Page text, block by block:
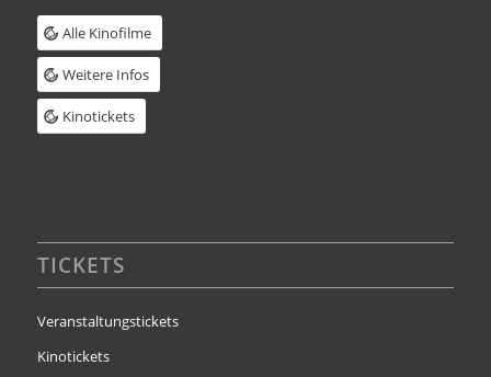
Alle Kinofilme
Weitere Infos
Kinotickets
TICKETS
Veranstaltungstickets
Kinotickets